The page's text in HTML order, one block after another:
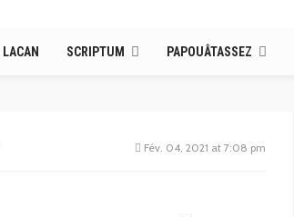
LACAN SCRIPTUM PAPOUÂTASSEZ
Fév. 04, 2021 at 7:08 pm